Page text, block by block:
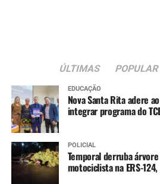
ÚLTIMAS POPULAR
EDUCAÇÃO
Nova Santa Rita adere
integrar programa do
POLICIAL
Temporal derruba
motociclista na ERS-